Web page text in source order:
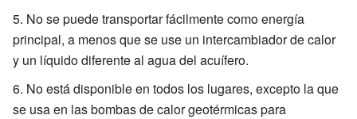
No se puede transportar fácilmente como energía
principal, a menos que se use un intercambiador de calor
y un líquido diferente al agua del acuífero.
No está disponible en todos los lugares, excepto la que
se usa en las bombas de calor geotérmicas para